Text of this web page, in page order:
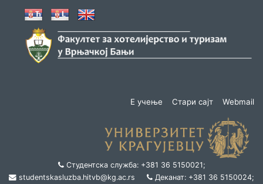
Е учење Стари сајт Webmail
Студентска служба: +381 36 5150021;
studentskasluzba.hitvb@kg.ac.rs
Деканат: +381 36 5150024;